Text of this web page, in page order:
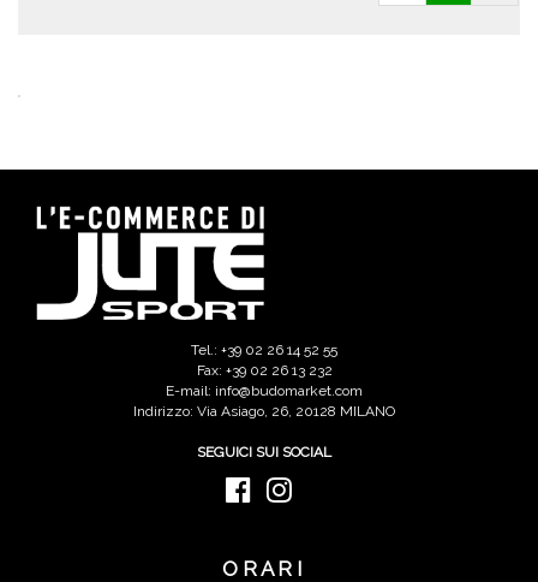
Tel.: +39 02 26 14 52 55
Fax: +39 02 26 13 232
E-mail: info@budomarket.com
Indirizzo: Via Asiago, 26, 20128 MILANO
SEGUICI SUI SOCIAL
ORARI